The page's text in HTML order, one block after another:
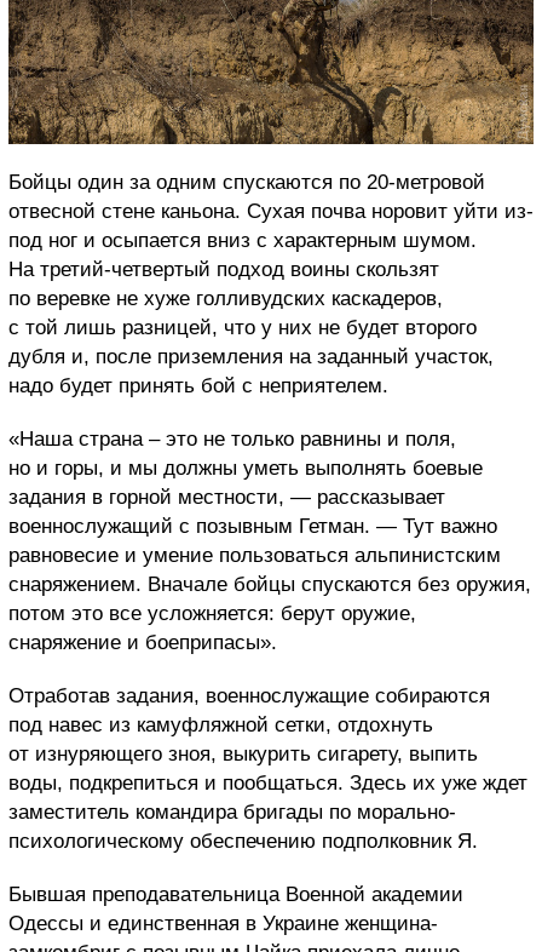
Бойцы один за одним спускаются по 20-метровой
отвесной стене каньона. Сухая почва норовит уйти из-
под ног и осыпается вниз с характерным шумом.
На третий-четвертый подход воины скользят
по веревке не хуже голливудских каскадеров,
с той лишь разницей, что у них не будет второго
дубля и, после приземления на заданный участок,
надо будет принять бой с неприятелем.
«Наша страна – это не только равнины и поля,
но и горы, и мы должны уметь выполнять боевые
задания в горной местности, — рассказывает
военнослужащий с позывным Гетман. — Тут важно
равновесие и умение пользоваться альпинистским
снаряжением. Вначале бойцы спускаются без оружия,
потом это все усложняется: берут оружие,
снаряжение и боеприпасы».
Отработав задания, военнослужащие собираются
под навес из камуфляжной сетки, отдохнуть
от изнуряющего зноя, выкурить сигарету, выпить
воды, подкрепиться и пообщаться. Здесь их уже ждет
заместитель командира бригады по морально-
психологическому обеспечению подполковник Я.
Бывшая преподавательница Военной академии
Одессы и единственная в Украине женщина-